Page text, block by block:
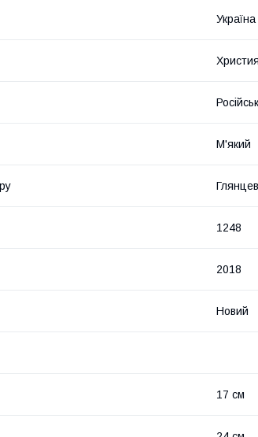
Україна
М'який
1248
2018
Новий
17 см